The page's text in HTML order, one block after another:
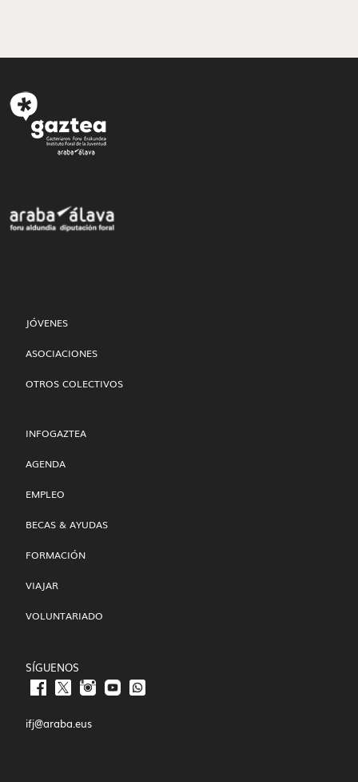
JÓVENES
ASOCIACIONES
OTROS COLECTIVOS
INFOGAZTEA
AGENDA
EMPLEO
BECAS & AYUDAS
FORMACIÓN
VIAJAR
VOLUNTARIADO
SÍGUENOS
ifj@araba.eus